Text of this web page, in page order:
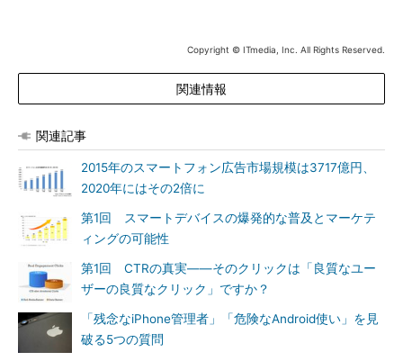
Copyright © ITmedia, Inc. All Rights Reserved.
関連情報
関連記事
2015年のスマートフォン広告市場規模は3717億円、
2020年にはその2倍に
第1回 スマートデバイスの爆発的な普及とマーケテ
ィングの可能性
第1回 CTRの真実――そのクリックは「良質なユー
ザーの良質なクリック」ですか？
「残念なiPhone管理者」「危険なAndroid使い」を見
破る5つの質問